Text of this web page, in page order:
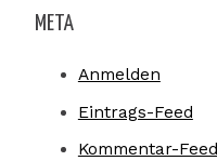
META
Anmelden
Eintrags-Feed
Kommentar-Feed